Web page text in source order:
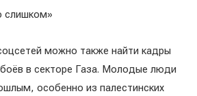
слишком»
можно также найти кадры
боёв в секторе Газа. Молодые люди
особенно из палестинских